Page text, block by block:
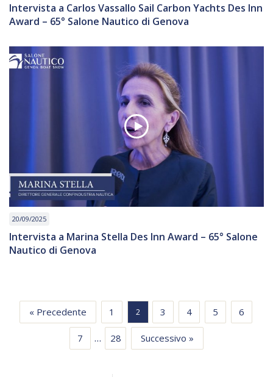
Intervista a Carlos Vassallo Sail Carbon Yachts Des Inn
Award – 65° Salone Nautico di Genova
20/09/2025
Intervista a Marina Stella Des Inn Award – 65° Salone
Nautico di Genova
« Precedente 1 2 3 4 5 6
7 … 28 Successivo »